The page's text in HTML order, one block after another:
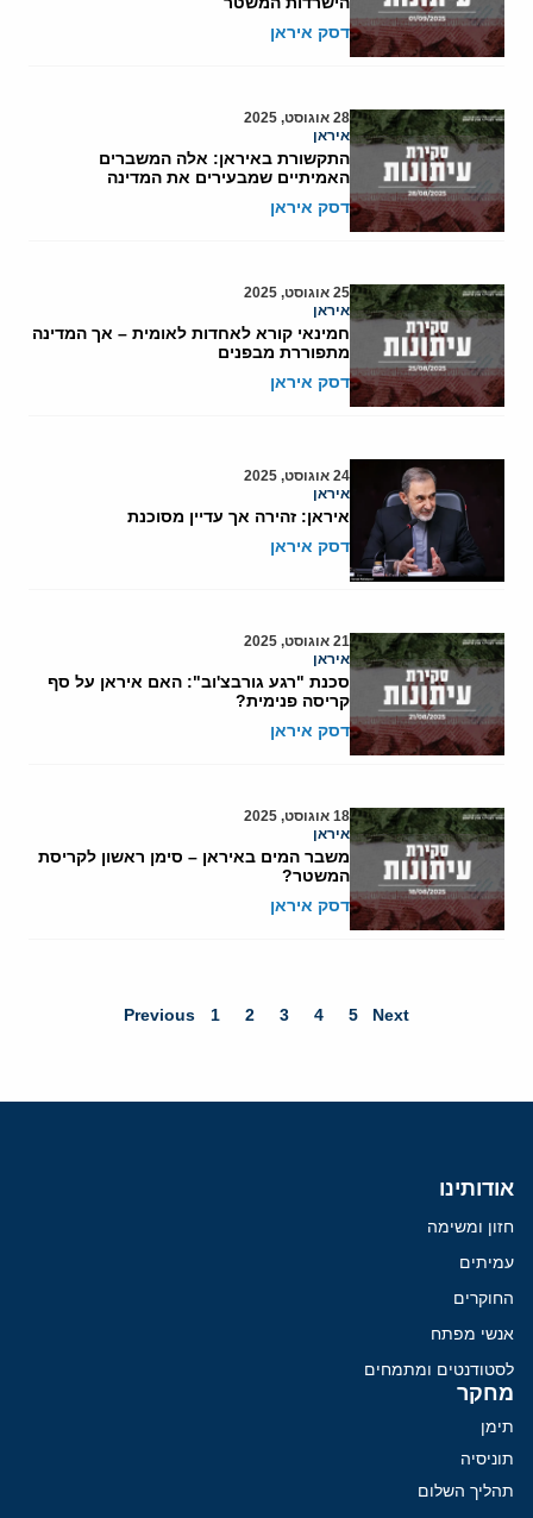
דסק איראן
28 אוגוסט, 2025
איראן
התקשורת באיראן: אלה המשברים
האמיתיים שמבעירים את המדינה
דסק איראן
25 אוגוסט, 2025
איראן
חמינאי קורא לאחדות לאומית – אך המדינה
מתפוררת מבפנים
דסק איראן
24 אוגוסט, 2025
איראן
איראן: זהירה אך עדיין מסוכנת
דסק איראן
21 אוגוסט, 2025
איראן
סכנת "רגע גורבצ'וב": האם איראן על סף
קריסה פנימית?
דסק איראן
18 אוגוסט, 2025
איראן
משבר המים באיראן – סימן ראשון לקריסת
המשטר?
דסק איראן
Previous 1 2 3 4 5 Next
אודותינו
חזון ומשימה
עמיתים
החוקרים
אנשי מפתח
לסטודנטים ומתמחים
מחקר
תימן
תוניסיה
תהליך השלום